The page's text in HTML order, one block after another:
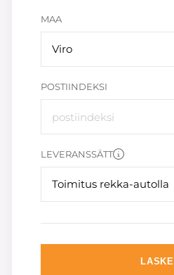
MAA
Viro
POSTIINDEKSI
LEVERANSSÄTT
Toimitus rekka-autolla
LASKE